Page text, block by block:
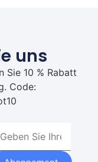
uns
Sie 10 % Rabatt
Code: